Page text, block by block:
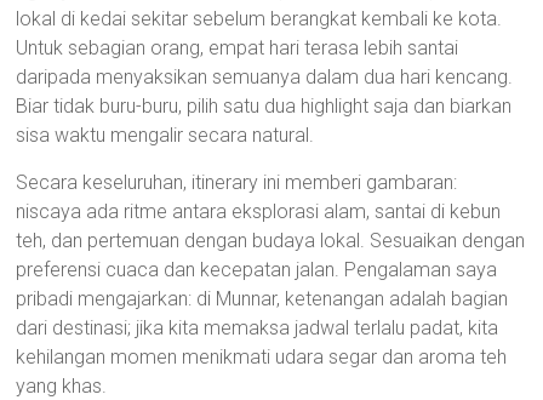
lokal di kedai sekitar sebelum berangkat kembali ke kota.
Untuk sebagian orang, empat hari terasa lebih santai
daripada menyaksikan semuanya dalam dua hari kencang.
Biar tidak buru-buru, pilih satu dua highlight saja dan biarkan
sisa waktu mengalir secara natural.
Secara keseluruhan, itinerary ini memberi gambaran:
niscaya ada ritme antara eksplorasi alam, santai di kebun
teh, dan pertemuan dengan budaya lokal. Sesuaikan dengan
preferensi cuaca dan kecepatan jalan. Pengalaman saya
pribadi mengajarkan: di Munnar, ketenangan adalah bagian
dari destinasi; jika kita memaksa jadwal terlalu padat, kita
kehilangan momen menikmati udara segar dan aroma teh
yang khas.